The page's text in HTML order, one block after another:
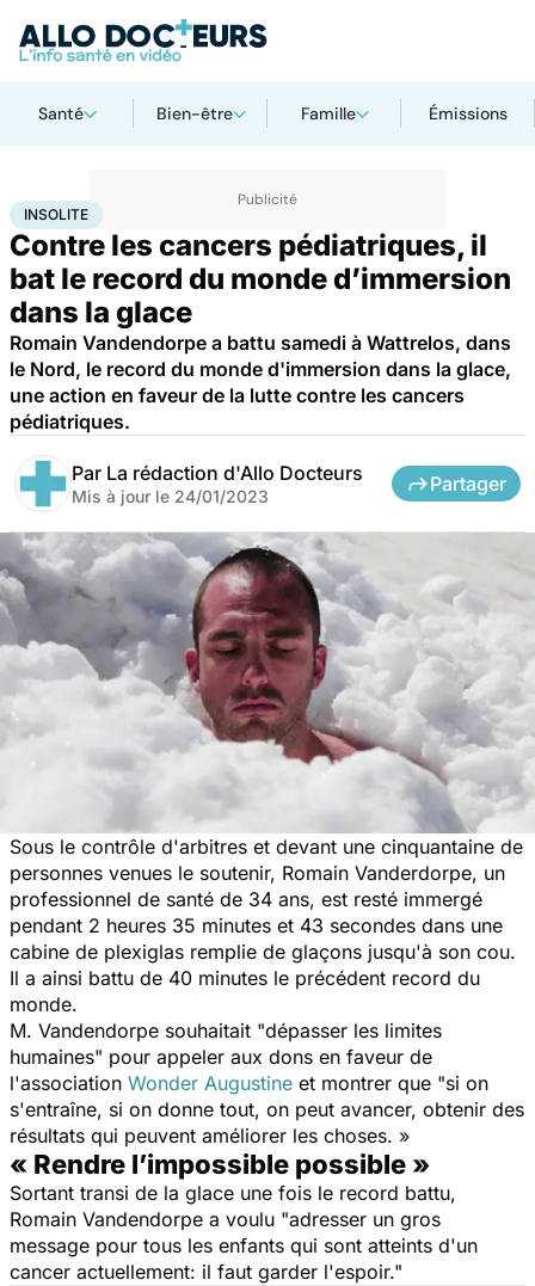
Santé Bien-être Famille Émissions
AccueilSanté Insolite
INSOLITE
Contre les cancers pédiatriques, il
bat le record du monde d’immersion
dans la glace
Romain Vandendorpe a battu samedi à Wattrelos, dans
le Nord, le record du monde d'immersion dans la glace,
une action en faveur de la lutte contre les cancers
pédiatriques.
Par La rédaction d'Allo Docteurs
Mis à jour le 24/01/2023
Partager
Sous le contrôle d'arbitres et devant une cinquantaine de
personnes venues le soutenir, Romain Vanderdorpe, un
professionnel de santé de 34 ans, est resté immergé
pendant 2 heures 35 minutes et 43 secondes dans une
cabine de plexiglas remplie de glaçons jusqu'à son cou.
Il a ainsi battu de 40 minutes le précédent record du
monde.
M. Vandendorpe souhaitait "dépasser les limites
humaines" pour appeler aux dons en faveur de
l'association Wonder Augustine et montrer que "si on
s'entraîne, si on donne tout, on peut avancer, obtenir des
résultats qui peuvent améliorer les choses. »
« Rendre l’impossible possible »
Sortant transi de la glace une fois le record battu,
Romain Vandendorpe a voulu "adresser un gros
message pour tous les enfants qui sont atteints d'un
cancer actuellement: il faut garder l'espoir."